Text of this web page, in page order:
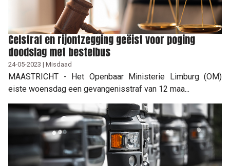
Celstraf en rijontzegging geëist voor poging
doodslag met bestelbus
24-05-2023 | Misdaad
MAASTRICHT - Het Openbaar Ministerie Limburg (OM)
eiste woensdag een gevangenisstraf van 12 maa...